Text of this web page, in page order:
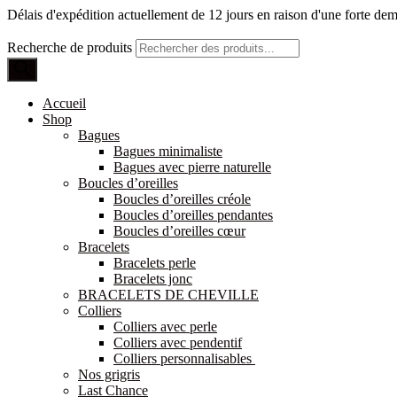
Délais d'expédition actuellement de 12 jours en raison d'une forte
Recherche de produits
Accueil
Shop
Bagues
Bagues minimaliste
Bagues avec pierre naturelle
Boucles d’oreilles
Boucles d’oreilles créole
Boucles d’oreilles pendantes
Boucles d’oreilles cœur
Bracelets
Bracelets perle
Bracelets jonc
BRACELETS DE CHEVILLE
Colliers
Colliers avec perle
Colliers avec pendentif
Colliers personnalisables
Nos grigris
Last Chance